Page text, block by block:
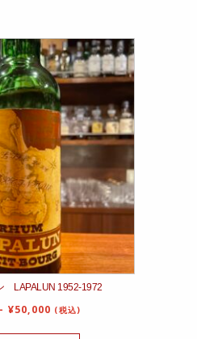
LAPALUN 1952‐1972
¥50,000 (税込)